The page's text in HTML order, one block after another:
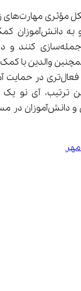
این
می‌توانند نقش
ایفا کنند.
معلمان، والدین و